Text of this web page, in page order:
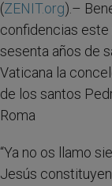
(ZENIT.org).–
confidencias
sesenta años de
Vaticana la
de los santos
Roma
“Ya no os llamo
Jesús